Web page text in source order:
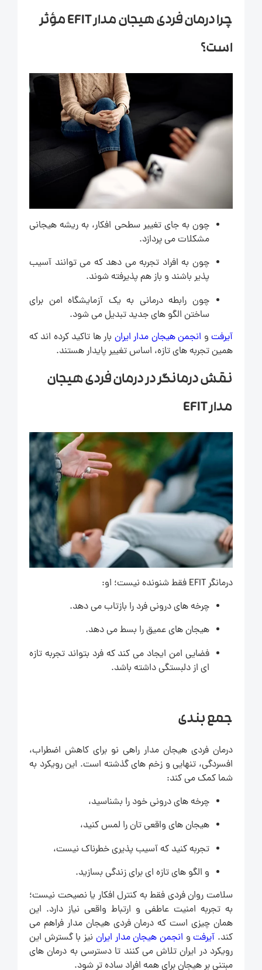
چرا درمان فردی هیجان مدار EFIT مؤثر
است؟
چون به جای تغییر سطحی افکار، به ریشه هیجانی
مشکلات می پردازد.
چون به افراد تجربه می دهد که می توانند آسیب
پذیر باشند و باز هم پذیرفته شوند.
چون رابطه درمانی به یک آزمایشگاه امن برای
ساختن الگو های جدید تبدیل می شود.
وانجمن هیجان مدار ایرانبار ها تاکید کرده اند که
همین تجربه های تازه، اساس تغییر پایدار هستند.
نقش درمانگر در درمان فردی هیجان
درمانگر EFIT فقط شنونده نیست؛ او:
چرخه های درونی فرد را بازتاب می دهد.
هیجان های عمیق را بسط می دهد.
فضایی امن ایجاد می کند که فرد بتواند تجربه تازه
ای از دلبستگی داشته باشد.
جمع بندی
درمان فردی هیجان مدار راهی نو برای کاهش اضطراب،
افسردگی، تنهایی و زخم های گذشته است. این رویکرد به
شما کمک می کند:
چرخه های درونی خود را بشناسید،
هیجان های واقعی تان را لمس کنید،
تجربه کنید که آسیب پذیری خطرناک نیست،
و الگو های تازه ای برای زندگی بسازید.
سلامت روان فردی فقط به کنترل افکار یا نصیحت نیست؛
به تجربه امنیت عاطفی و ارتباط واقعی نیاز دارد. این
همان چیزی است که درمان فردی هیجان مدار فراهم می
آیرفتوانجمن هیجان مدار ایراننیز با گسترش این
رویکرد در ایران تلاش می کنند تا دسترسی به درمان های
مبتنی بر هیجان برای همه افراد ساده تر شود.